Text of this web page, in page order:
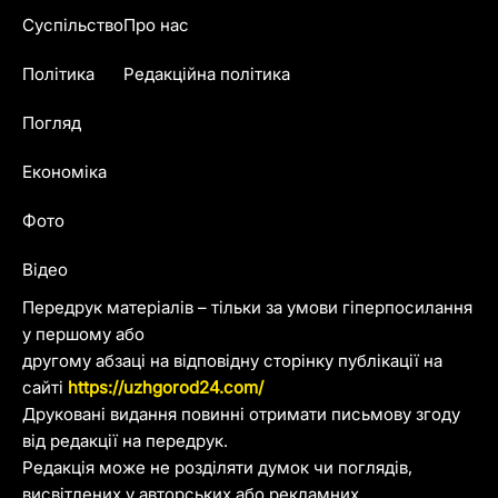
Передрук матеріалів – тільки за умови гіперпосилання
у першому або
другому абзаці на відповідну сторінку публікації на
сайті https://uzhgorod24.com/
Друковані видання повинні отримати письмову згоду
від редакції на передрук.
Редакція може не розділяти думок чи поглядів,
Суспільство
Політика
Погляд
Економіка
Фото
Відео
Про нас
Редакційна політика